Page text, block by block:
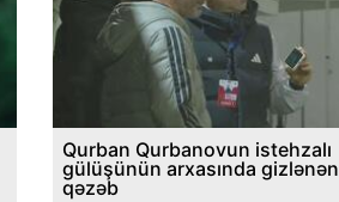
Qurban Qurbanovun istehzalı
gülüşünün arxasında gizlənən
qəzəb